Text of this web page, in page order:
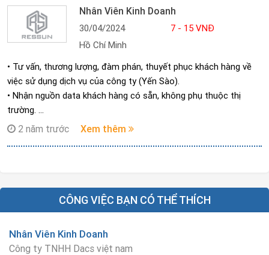
Nhân Viên Kinh Doanh
30/04/2024
7 - 15 VNĐ
Hồ Chí Minh
• Tư vấn, thương lượng, đàm phán, thuyết phục khách hàng về
việc sử dụng dịch vụ của công ty (Yến Sào).
• Nhận nguồn data khách hàng có sẵn, không phụ thuộc thị
trường.
• Trực tổng đài hỗ trợ đơn đặt hàng.
2 năm trước Xem thêm
CÔNG VIỆC BẠN CÓ THỂ THÍCH
Nhân Viên Kinh Doanh
Công ty TNHH Dacs việt nam